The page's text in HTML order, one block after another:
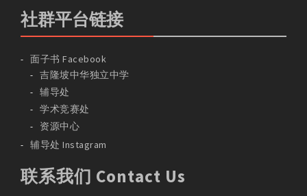
社群平台链接
面子书 Facebook
吉隆坡中华独立中学
辅导处
学术竞赛处
资源中心
辅导处 Instagram
联系我们 Contact Us